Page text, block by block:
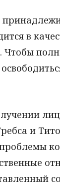
в
Чтобы
и